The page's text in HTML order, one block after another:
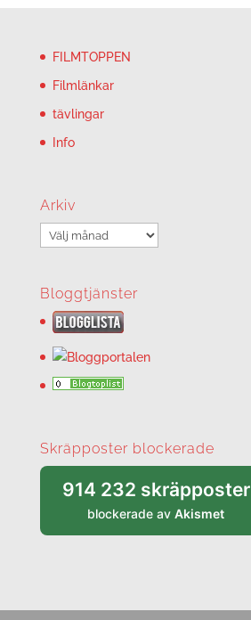
FILMTOPPEN
Filmlänkar
tävlingar
Info
Arkiv
Arkiv
Bloggtjänster
Skräpposter blockerade
914 232 skräpposter
blockerade avAkismet